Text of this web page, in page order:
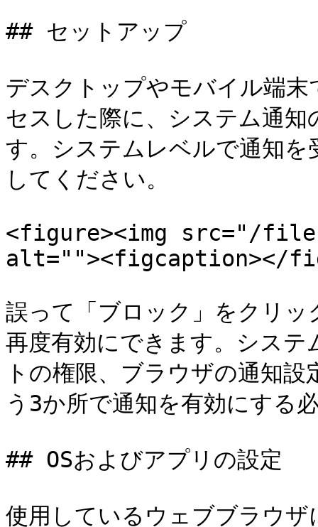
## セットアップ
デスクトップやモバイル端
セスした際に、システム通
す。システムレベルで通知
してください。
<figure><img src="/files/
alt=""><figcaption></
誤って「ブロック」をクリ
再度有効にできます。シス
トの権限、ブラウザの通知
う3か所で通知を有効にする
## OSおよびアプリの設定
使用しているウェブブラウザ